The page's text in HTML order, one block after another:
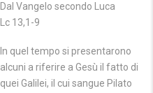
Dal Vangelo secondo Luca
Lc 13,1-9
In quel tempo si presentarono
alcuni a riferire a Gesù il fatto di
quei Galilei, il cui sangue Pilato